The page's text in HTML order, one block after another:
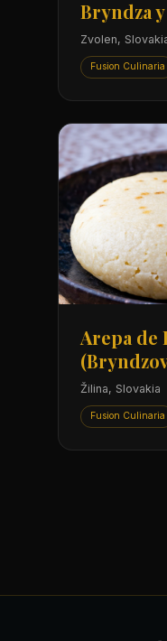
Bryndza
Zvolen,
Fusion Culinaria
Arepa de
Žilina, Slovakia
Fusion Culinaria